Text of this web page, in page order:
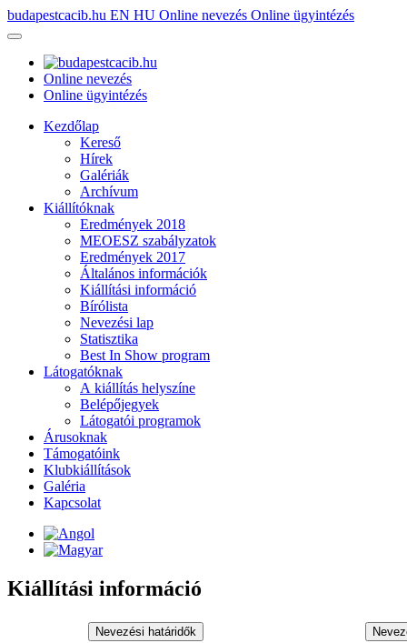
budapestcacib.hu EN HU Online nevezés Online ügyintézés
Online nevezés
Online ügyintézés
Kezdőlap
Kereső
Hírek
Galériák
Archívum
Kiállítóknak
Eredmények 2018
MEOESZ szabályzatok
Eredmények 2017
Általános információk
Kiállítási információ
Bírólista
Nevezési lap
Statisztika
Best In Show program
Látogatóknak
A kiállítás helyszíne
Belépőjegyek
Látogatói programok
Árusoknak
Támogatóink
Klubkiállítások
Galéria
Kapcsolat
Kiállítási információ